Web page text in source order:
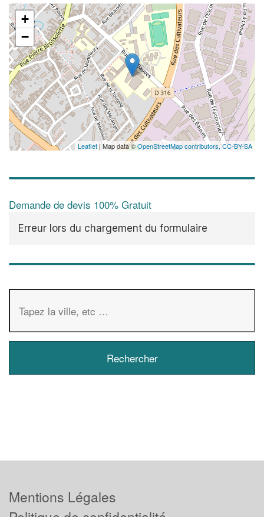
+
−
Leaflet | Map data ©OpenStreetMap contributors,CC-BY-SA
Demande de devis 100% Gratuit
Erreur lors du chargement du formulaire
Mentions Légales